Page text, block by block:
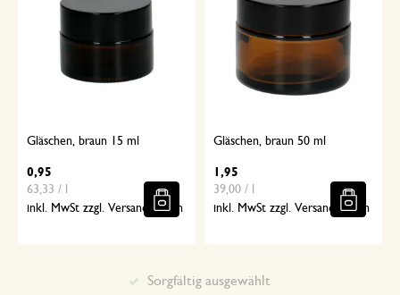
Gläschen, braun 15 ml
0,95
63,33 / l
inkl. MwSt zzgl. Versandkosten
Gläschen, braun 50 ml
1,95
39,00 / l
inkl. MwSt zzgl. Versandkosten
Sorgfältig ausgewählt